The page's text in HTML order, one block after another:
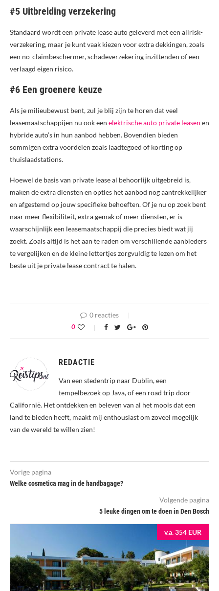
#5 Uitbreiding verzekering
Standaard wordt een private lease auto geleverd met een allrisk-
verzekering, maar je kunt vaak kiezen voor extra dekkingen, zoals
een no-claimbeschermer, schadeverzekering inzittenden of een
verlaagd eigen risico.
#6 Een groenere keuze
Als je milieubewust bent, zul je blij zijn te horen dat veel
leasemaatschappijen nu ook een elektrische auto private leasen en
hybride auto’s in hun aanbod hebben. Bovendien bieden
sommigen extra voordelen zoals laadtegoed of korting op
thuislaadstations.
Hoewel de basis van private lease al behoorlijk uitgebreid is,
maken de extra diensten en opties het aanbod nog aantrekkelijker
en afgestemd op jouw specifieke behoeften. Of je nu op zoek bent
naar meer flexibiliteit, extra gemak of meer diensten, er is
waarschijnlijk een leasemaatschappij die precies biedt wat jij
zoekt. Zoals altijd is het aan te raden om verschillende aanbieders
te vergelijken en de kleine lettertjes zorgvuldig te lezen om het
beste uit je private lease contract te halen.
0 reacties
0
REDACTIE
Van een stedentrip naar Dublin, een
tempelbezoek op Java, of een road trip door
Californië. Het ontdekken en beleven van al het moois dat een
land te bieden heeft, maakt mij enthousiast om zoveel mogelijk
van de wereld te willen zien!
Vorige pagina
Welke cosmetica mag in de handbagage?
Volgende pagina
5 leuke dingen om te doen in Den Bosch
v.a. 354 EUR